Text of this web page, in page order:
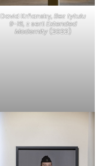
David Krňansky,Bez tytułu
9-16, z seriiExtended
Modernity(2022)